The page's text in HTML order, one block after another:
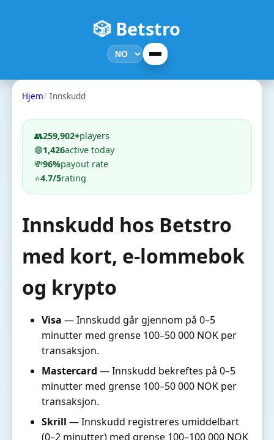
🎲 Betstro
Hjem Innskudd
👥259,902+players
🟢1,426active today
💸96%payout rate
⭐4.7/5rating
Innskudd hos Betstro
med kort, e-lommebok
og krypto
Visa — Innskudd går gjennom på 0–5
minutter med grense 100–50 000 NOK per
transaksjon.
Mastercard — Innskudd bekreftes på 0–5
minutter med grense 100–50 000 NOK per
transaksjon.
Skrill — Innskudd registreres umiddelbart
(0–2 minutter) med grense 100–100 000 NOK